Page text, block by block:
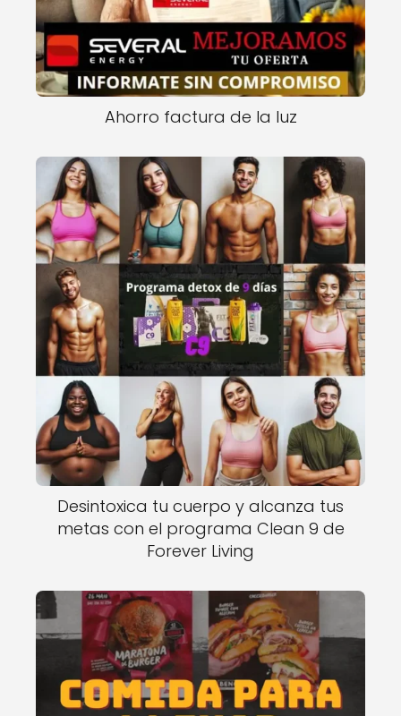
Ahorro factura de la luz
Desintoxica tu cuerpo y alcanza tus
metas con el programa Clean 9 de
Forever Living